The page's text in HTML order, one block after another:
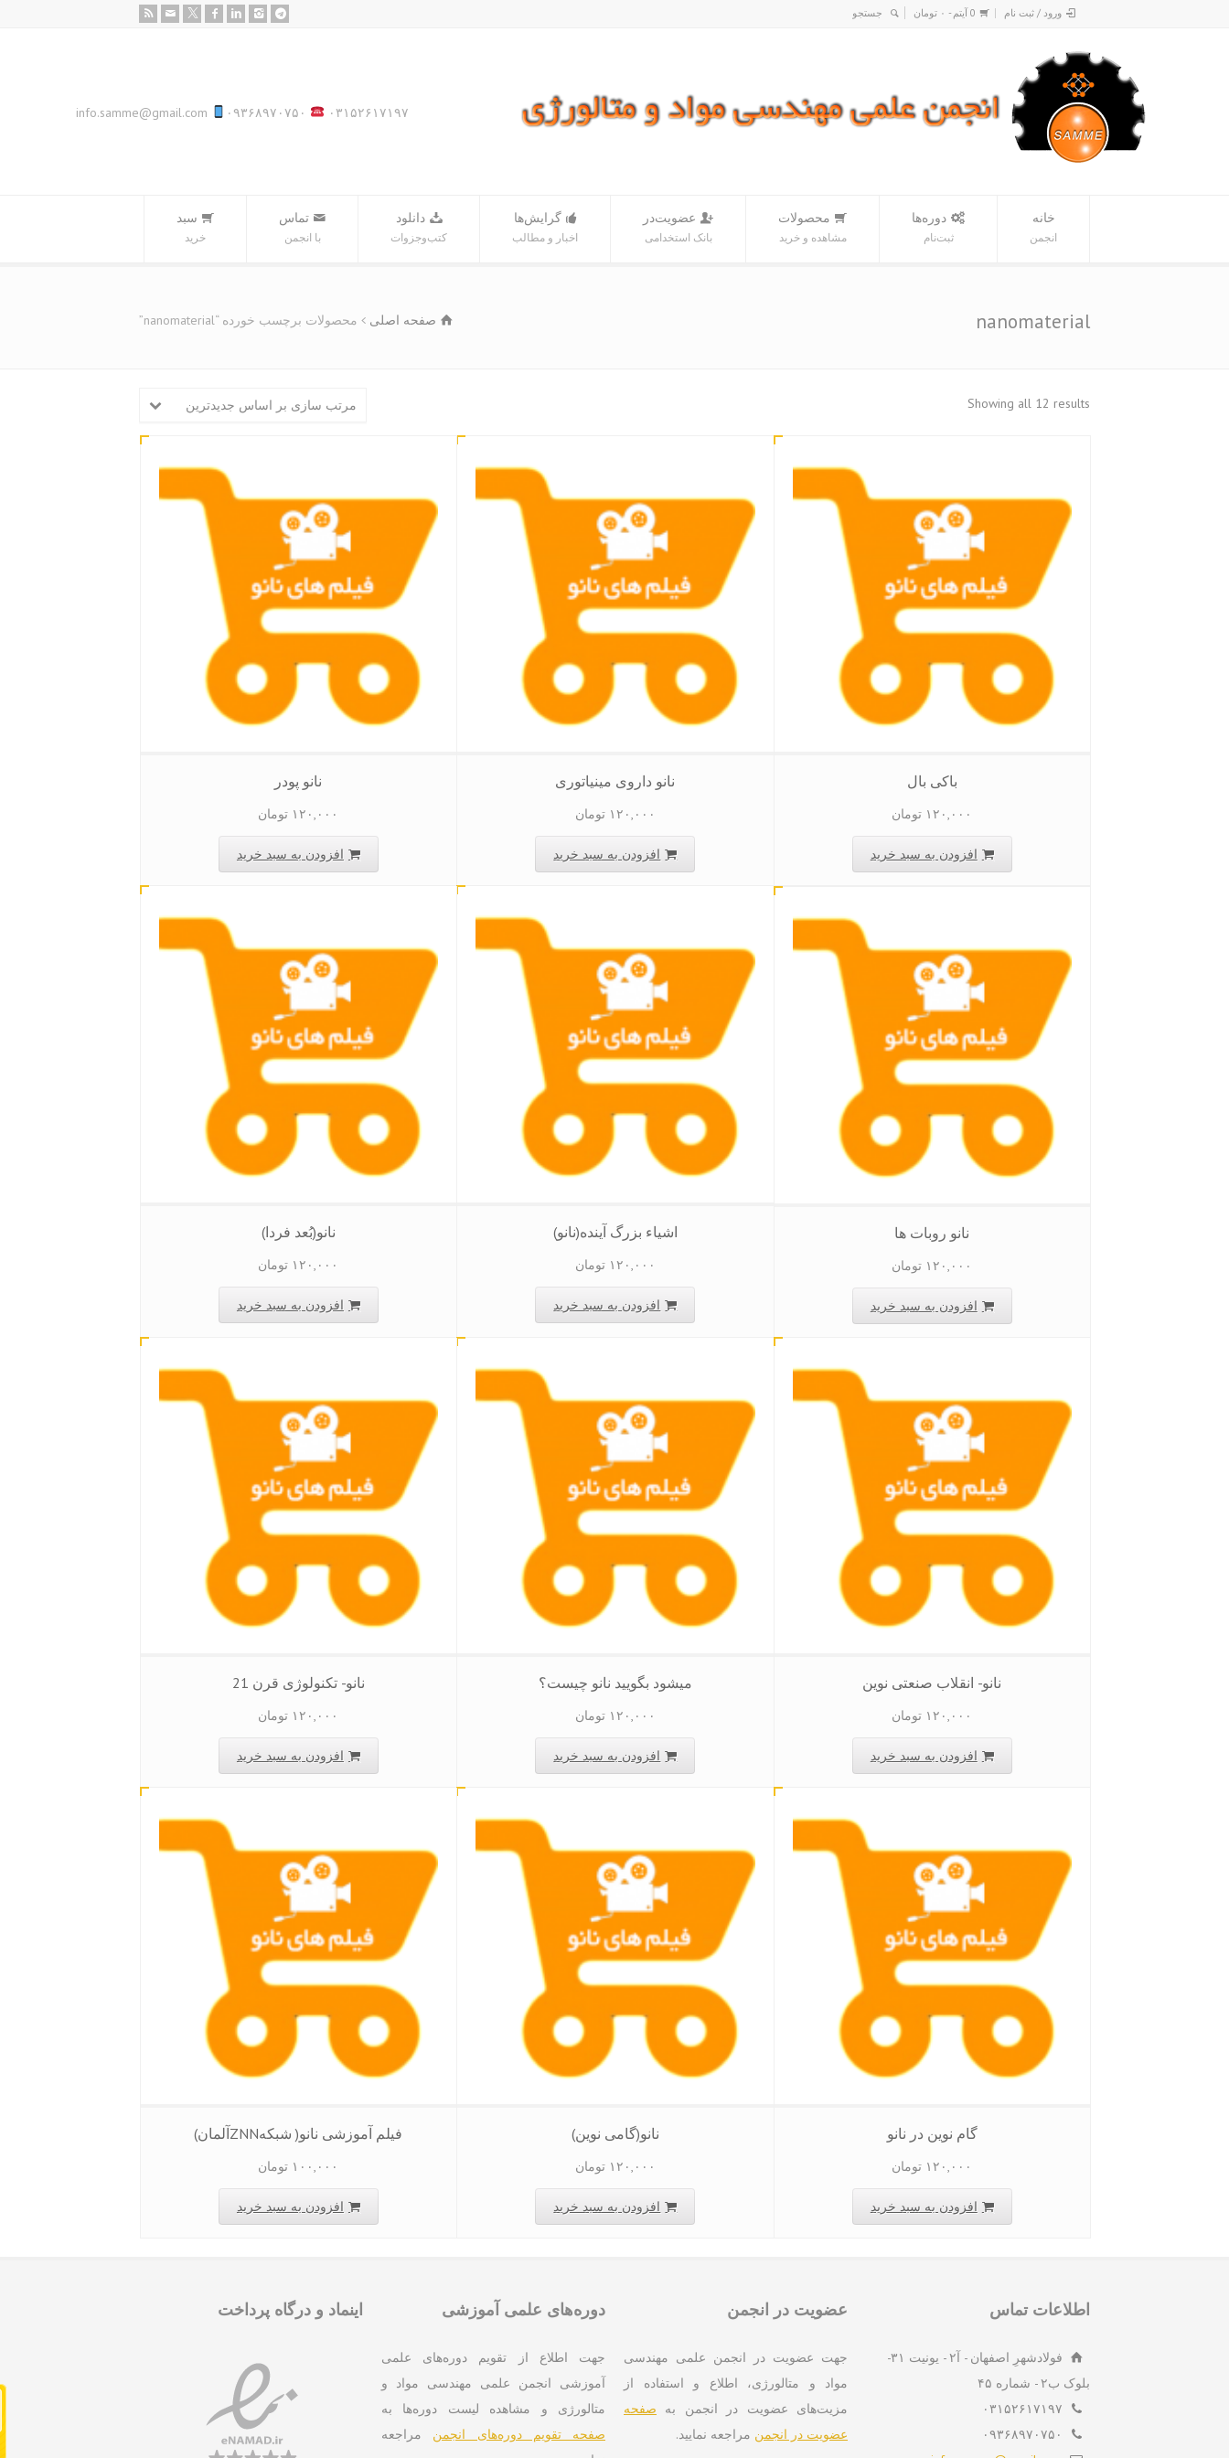
ورود / ثبت نام 0 آیتم - ۰ تومان
info.samme@gmail.com ۰۹۳۶۸۹۷۰۷۵۰ ۰۳۱۵۲۶۱۷۱۹۷
خانه
انجمن
دوره‌ها
ثبت‌نام
محصولات
مشاهده و خرید
عضویت‌در
بانک‌ استخدامی
گرایش‌ها
اخبار و مطالب
دانلود
کتب‌و‌جزوات
تماس
با انجمن
سبد‌
خرید
nanomaterial صفحه اصلی محصولات برچسب خورده “nanomaterial”
Showing all 12 results مرتب سازی بر اساس جدیدترین
باکی بال
۱۲۰,۰۰۰ تومان
افزودن به سبد خرید
نانو داروی مینیاتوری
۱۲۰,۰۰۰ تومان
افزودن به سبد خرید
نانو پودر
۱۲۰,۰۰۰ تومان
افزودن به سبد خرید
نانو روبات ها
۱۲۰,۰۰۰ تومان
افزودن به سبد خرید
اشیاء بزرگ آینده(نانو)
۱۲۰,۰۰۰ تومان
افزودن به سبد خرید
نانو(بُعد فردا)
۱۲۰,۰۰۰ تومان
افزودن به سبد خرید
نانو- انقلاب صنعتی نوین
۱۲۰,۰۰۰ تومان
افزودن به سبد خرید
میشود بگویید نانو چیست؟
۱۲۰,۰۰۰ تومان
افزودن به سبد خرید
نانو- تکنولوژی قرن 21
۱۲۰,۰۰۰ تومان
افزودن به سبد خرید
گام نوین در نانو
۱۲۰,۰۰۰ تومان
افزودن به سبد خرید
نانو(گامی نوین)
۱۲۰,۰۰۰ تومان
افزودن به سبد خرید
فیلم آموزشی نانو( شبکهZNNآلمان)
۱۰۰,۰۰۰ تومان
افزودن به سبد خرید
اطلاعات تماس
فولادشهرِ اصفهان - آ۲ - یونیت ۳۱-
بلوک ب۲ - شماره ۴۵
۰۳۱۵۲۶۱۷۱۹۷
۰۹۳۶۸۹۷۰۷۵۰
عضویت در انجمن
جهت عضویت در انجمن علمی مهندسی
مواد و متالورژی، اطلاع و استفاده از
مزیت‌های عضویت در انجمن به صفحه
عضویت در انجمن مراجعه نمایید.
دوره‌های علمی آموزشی
جهت اطلاع از تقویم دوره‌های علمی
آموزشی انجمن علمی مهندسی مواد و
متالورژی و مشاهده لیست دوره‌ها به
صفحه تقویم دوره‌های انجمن مراجعه
اینماد و درگاه پرداخت